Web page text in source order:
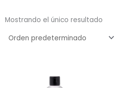
Mostrando el único resultado